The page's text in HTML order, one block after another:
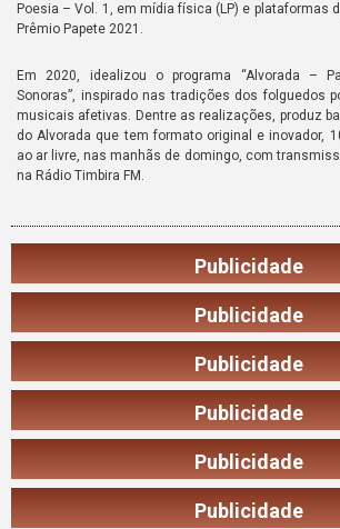
Poesia – Vol. 1, em mídia física (LP) e plataformas
Prêmio Papete 2021.
Em 2020, idealizou o programa “Alvorada –
Sonoras”, inspirado nas tradições dos folguedos
musicais afetivas. Dentre as realizações, produz
do Alvorada que tem formato original e inovador,
ao ar livre, nas manhãs de domingo, com
na Rádio Timbira FM.
Publicidade
Publicidade
Publicidade
Publicidade
Publicidade
Publicidade